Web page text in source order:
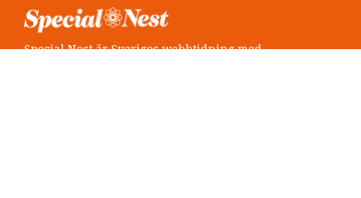
Special Nest är Sveriges webbtidning med